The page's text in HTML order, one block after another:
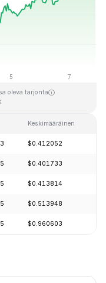
oleva tarjonta
Keskimääräinen
$0.412052
$0.401733
$0.413814
$0.513948
$0.960603